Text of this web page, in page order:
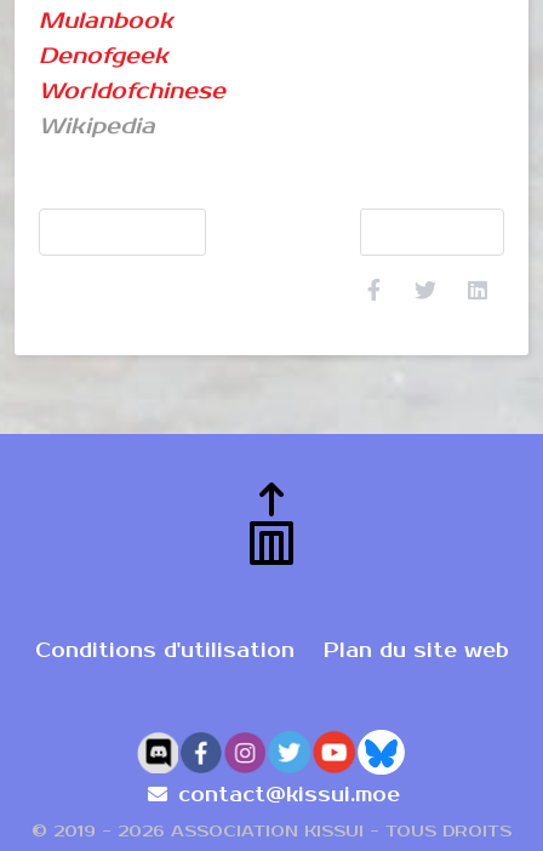
Mulanbook
Denofgeek
Worldofchinese
Wikipedia
Conditions d'utilisation Plan du site web
contact@kissui.moe
© 2019 - 2026 ASSOCIATION KISSUI - TOUS DROITS